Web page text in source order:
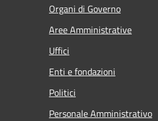
Organi di Governo
Aree Amministrative
Uffici
Enti e fondazioni
Politici
Personale Amministrativo